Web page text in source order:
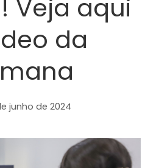
Veja aqui
da
junho de 2024